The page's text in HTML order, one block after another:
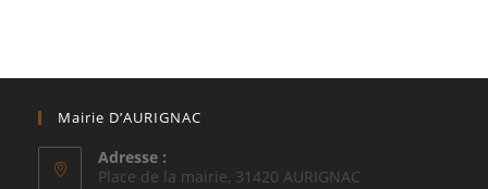
Mairie D’AURIGNAC
Adresse :
Place de la mairie, 31420 AURIGNAC